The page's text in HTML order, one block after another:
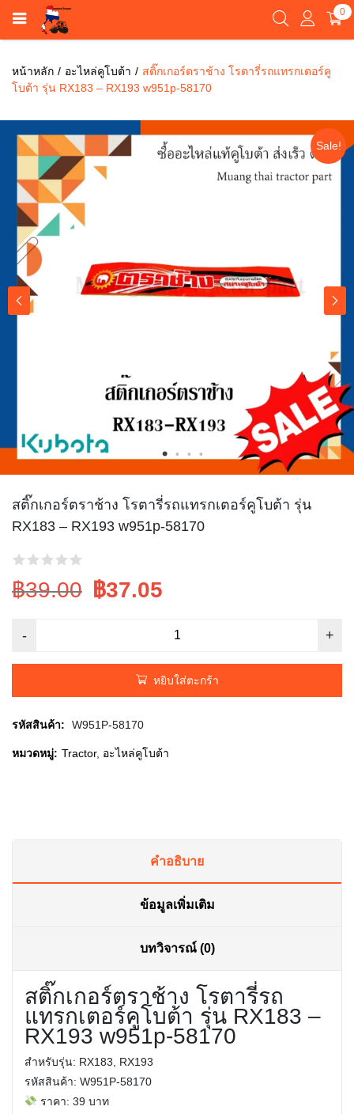
0
หน้าหลัก อะไหล่คูโบต้า
สติ๊กเกอร์ตราช้าง โรตารี่รถแทรกเตอร์คู
โบต้า รุ่น RX183 – RX193 w951p-58170
Sale!
สติ๊กเกอร์ตราช้าง โรตารี่รถแทรกเตอร์คูโบต้า รุ่น
RX183 – RX193 w951p-58170
Original
was:
฿39.00
Current
฿37.05
หยิบใส่ตะกร้า
รหัสสินค้า: W951P-58170
หมวดหมู่: Tractor, อะไหล่คูโบต้า
คำอธิบาย
ข้อมูลเพิ่มเติม
บทวิจารณ์ (0)
สติ๊กเกอร์ตราช้าง โรตารี่รถ
แทรกเตอร์คูโบต้า รุ่น RX183 –
RX193 w951p-58170
สำหรับรุ่น: RX183, RX193
รหัสสินค้า: W951P-58170
ราคา: 39 บาท